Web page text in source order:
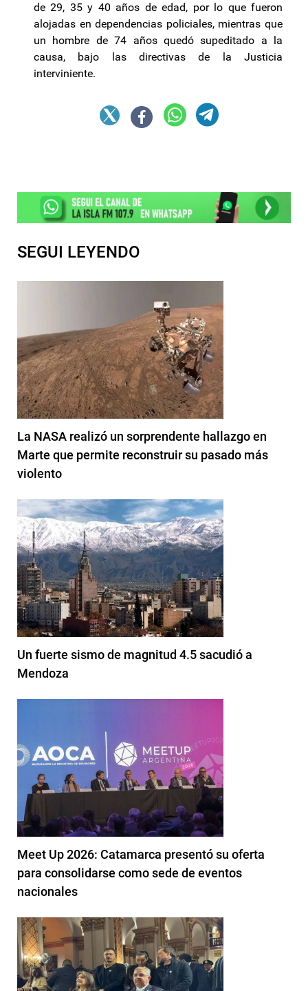
de 29, 35 y 40 años de edad, por lo que fueron
alojadas en dependencias policiales, mientras que
un hombre de 74 años quedó supeditado a la
causa, bajo las directivas de la Justicia
interviniente.
SEGUI LEYENDO
La NASA realizó un sorprendente hallazgo en
Marte que permite reconstruir su pasado más
violento
Un fuerte sismo de magnitud 4.5 sacudió a
Mendoza
Meet Up 2026: Catamarca presentó su oferta
para consolidarse como sede de eventos
nacionales